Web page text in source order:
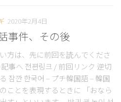
2020年2月4日
事件、その後
方は、先に前回を読んでくださ
事へ 전편링크 / 前回リンク 逆切
잠깐 한국어 – プチ韓国語 – 韓国
ことを表現するときに 「おなら